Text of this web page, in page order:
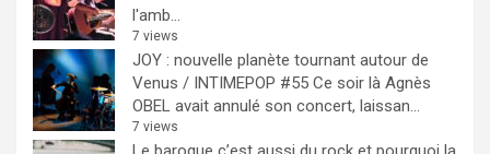
l'amb...
7 views
JOY : nouvelle planète tournant autour de
Venus / INTIMEPOP #55 Ce soir là Agnès
OBEL avait annulé son concert, laissan...
7 views